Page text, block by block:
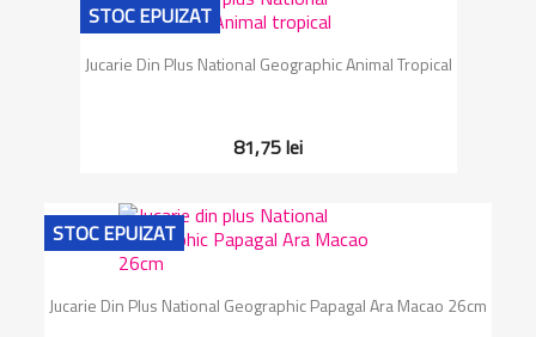
Jucarie Din Plus National Geographic Animal Tropical
81,75 lei
STOC EPUIZAT
Jucarie Din Plus National Geographic Papagal Ara Macao 26cm
STOC EPUIZAT